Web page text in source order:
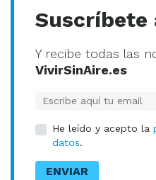
Suscríbete
Y recibe todas las
VivirSinAire.es
E-mail
He leído y acepto la
datos.
ENVIAR